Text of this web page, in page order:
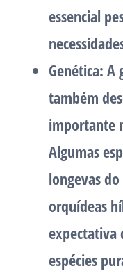
essencial
Genética: A
também
importante
Algumas
longevas
orquídeas
expectativa
espécies